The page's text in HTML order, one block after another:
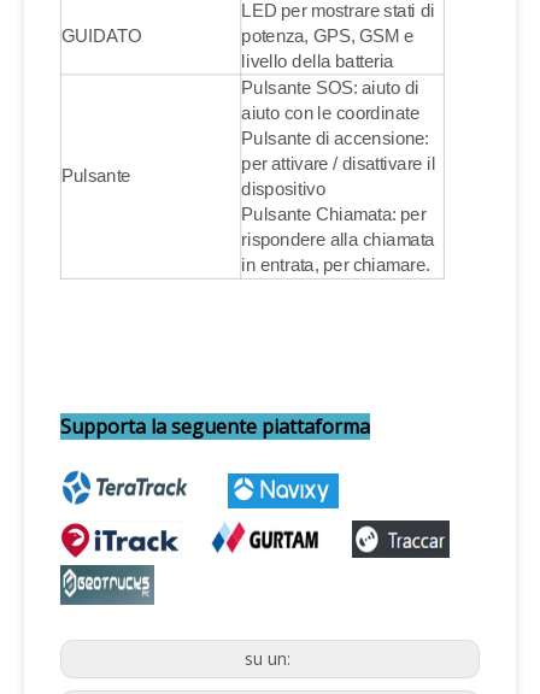
GUIDATO
LED per mostrare stati di
potenza, GPS, GSM e
livello della batteria
Pulsante
Pulsante SOS: aiuto di
aiuto con le coordinate
Pulsante di accensione:
per attivare / disattivare il
dispositivo
Pulsante Chiamata: per
rispondere alla chiamata
in entrata, per chiamare.
Supporta la seguente piattaforma
su un: